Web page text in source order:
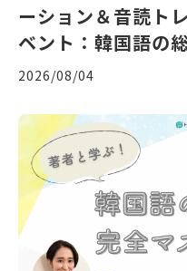
ーション＆音読ト
ベント：韓国語の
2026/08/04